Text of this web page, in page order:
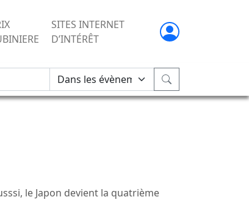
SITES INTERNET
D’INTÉRÊT
le Japon devient la quatrième